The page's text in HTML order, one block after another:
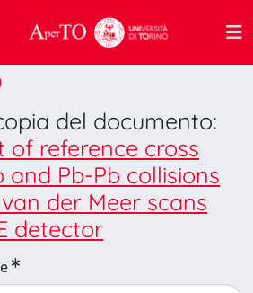
del documento:
of reference cross
and Pb-Pb collisions
der Meer scans
detector